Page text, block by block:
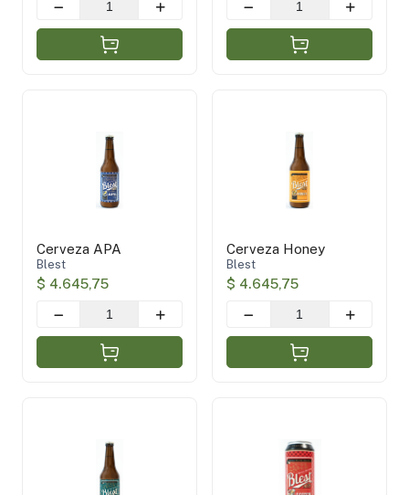
Cerveza APA
Blest
$ 4.645,75
Cerveza Honey
Blest
$ 4.645,75